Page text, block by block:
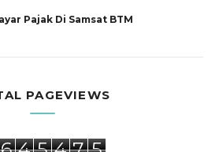
Pajak Di Samsat BTM
PAGEVIEWS